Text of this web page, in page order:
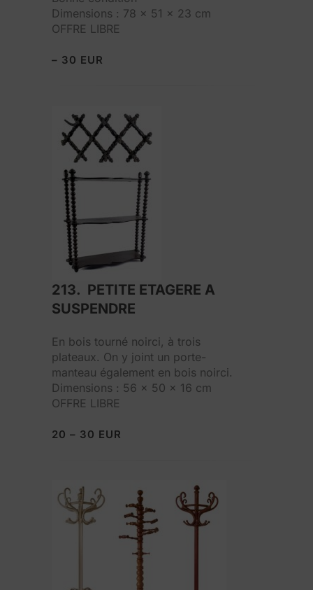
Dimensions : 78 x 51 x 23 cm
OFFRE LIBRE
– 30 EUR
213. PETITE ETAGERE A
SUSPENDRE
En bois tourné noirci, à trois
plateaux. On y joint un porte-
manteau également en bois noirci.
Dimensions : 56 x 50 x 16 cm
OFFRE LIBRE
20 – 30 EUR